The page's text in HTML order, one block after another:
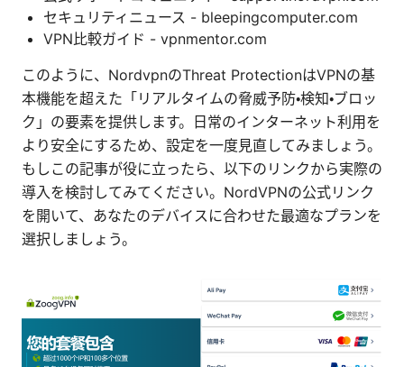
セキュリティニュース - bleepingcomputer.com
VPN比較ガイド - vpnmentor.com
このように、NordvpnのThreat ProtectionはVPNの基
本機能を超えた「リアルタイムの脅威予防・検知・ブロッ
ク」の要素を提供します。日常のインターネット利用を
より安全にするため、設定を一度見直してみましょう。
もしこの記事が役に立ったら、以下のリンクから実際の
導入を検討してみてください。NordVPNの公式リンク
を開いて、あなたのデバイスに合わせた最適なプランを
選択しましょう。